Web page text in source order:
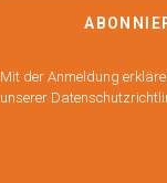
Mit der Anmeldung
unserer